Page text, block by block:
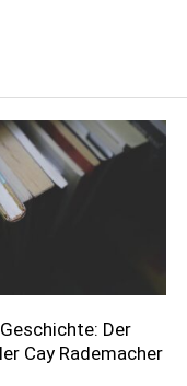
Der
Cay Rademacher